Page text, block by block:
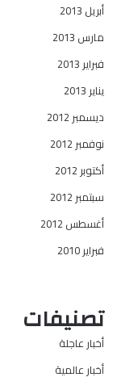
أبريل 2013
مارس 2013
فبراير 2013
يناير 2013
ديسمبر 2012
نوفمبر 2012
أكتوبر 2012
سبتمبر 2012
أغسطس 2012
فبراير 2010
تصنيفات
أخبار عاجلة
أخبار عالمية